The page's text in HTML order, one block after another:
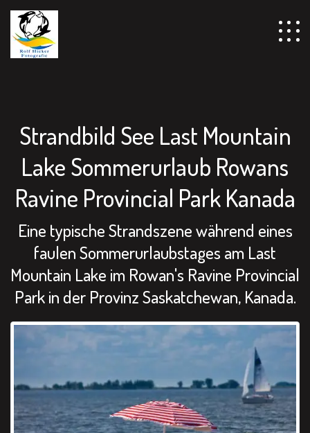
================================================== -->
Strandbild See Last Mountain
Lake Sommerurlaub Rowans
Ravine Provincial Park Kanada
Eine typische Strandszene während eines
faulen Sommerurlaubstages am Last
Mountain Lake im Rowan's Ravine Provincial
Park in der Provinz Saskatchewan, Kanada.